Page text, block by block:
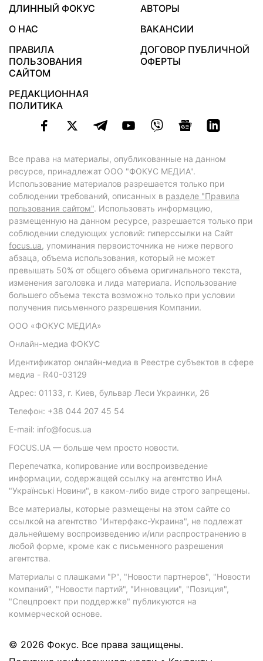
ДЛИННЫЙ ФОКУС
АВТОРЫ
О НАС
ВАКАНСИИ
ПРАВИЛА
ПОЛЬЗОВАНИЯ
САЙТОМ
ДОГОВОР ПУБЛИЧНОЙ
ОФЕРТЫ
РЕДАКЦИОННАЯ
ПОЛИТИКА
Все права на материалы, опубликованные на данном
ресурсе, принадлежат ООО "ФОКУС МЕДИА".
Использование материалов разрешается только при
соблюдении требований, описанных в разделе "Правила
пользования сайтом". Использовать информацию,
размещенную на данном ресурсе, разрешается только при
соблюдении следующих условий: гиперссылки на Сайт
focus.ua, упоминания первоисточника не ниже первого
абзаца, объема использования, который не может
превышать 50% от общего объема оригинального текста,
изменения заголовка и лида материала. Использование
большего объема текста возможно только при условии
получения письменного разрешения Компании.
ООО «ФОКУС МЕДИА»
Онлайн-медиа ФОКУС
Идентификатор онлайн-медиа в Реестре субъектов в сфере
медиа - R40-03129
Адрес: 01133, г. Киев, бульвар Леси Украинки, 26
Телефон: +38 044 207 45 54
E-mail: info@focus.ua
FOCUS.UA — больше чем просто новости.
Перепечатка, копирование или воспроизведение
информации, содержащей ссылку на агентство ИнА
"Українські Новини", в каком-либо виде строго запрещены.
Все материалы, которые размещены на этом сайте со
ссылкой на агентство "Интерфакс-Украина", не подлежат
дальнейшему воспроизведению и/или распространению в
любой форме, кроме как с письменного разрешения
агентства.
Материалы с плашками "Р", "Новости партнеров", "Новости
компаний", "Новости партий", "Инновации", "Позиция",
"Спецпроект при поддержке" публикуются на
коммерческой основе.
© 2026 Фокус. Все права защищены.